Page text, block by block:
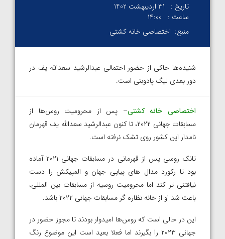
تاریخ :
31 اردیبهشت 1402
ساعت :
۱۴:۰۰
منبع: اختصاصی خانه کشتی
شنیده‌ها حاکی از حضور احتمالی عبدالرشید سعدالله یف در
دور بعدی لیگ پادوبنی است.
اختصاصی خانه کشتی– پس از محرومیت روس‌ها از
مسابقات جهانی ۲۰۲۲، تا کنون عبدالرشید سعدالله یف قهرمان
نامدار این کشور روی تشک نرفته است.
تانک روسی پس از قهرمانی در مسابقات جهانی ۲۰۲۱ آماده
بود تا رکورد مدال های پیاپی جهان و المپیکش را دست
نیافتنی تر کند اما محرومیت روسیه از مسابقات بین المللی،
باعث شد او از خانه نظاره گر مسابقات جهانی ۲۰۲۲ باشد‌.
این در حالی است که روس‌ها امیدوار بودند تا مجوز حضور در
جهانی ۲۰۲۳ را بگیرند اما فعلا بعید است این موضوع رنگ